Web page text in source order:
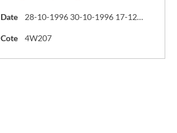
Date 28-10-1996 30-10-1996 17-12-1996
Cote 4W207